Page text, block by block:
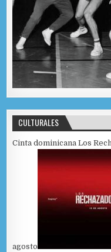
CULTURALES
Cinta dominicana Los
agosto